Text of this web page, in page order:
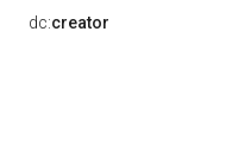
dc:creator